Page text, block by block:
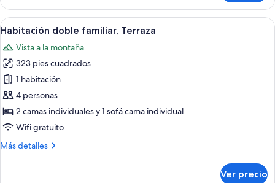
doble
estándar,
balcón
Abrir
todas
las
fotos
de
Habitación
doble
familiar,
Terraza
Una habitación de hotel moderna
4
Habitación doble familiar, Terraza
Vista a la montaña
323 pies cuadrados
1 habitación
4 personas
2 camas individuales y 1 sofá cama individual
Wifi gratuito
Más detalles
Más
Ver precio